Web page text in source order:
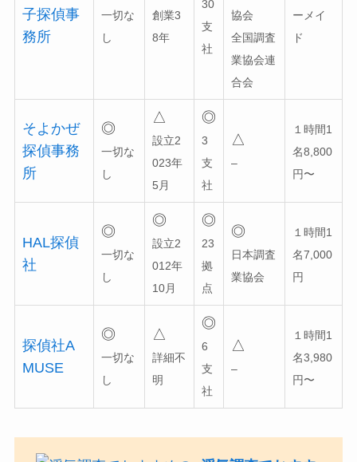
子探偵事
務所
一切な
し
創業3
8年
30
支
社
協会
全国調査
業協会連
合会
ーメイ
ド
そよかぜ
探偵事務
所
◎
一切な
し
△
設立2
023年
5月
◎
3
支
社
△
–
１時間1
名8,800
円〜
HAL探偵
社
◎
一切な
し
◎
設立2
012年
10月
◎
23
拠
点
◎
日本調査
業協会
１時間1
名7,000
円
探偵社A
MUSE
◎
一切な
し
△
詳細不
明
◎
6
支
社
△
–
１時間1
名3,980
円〜